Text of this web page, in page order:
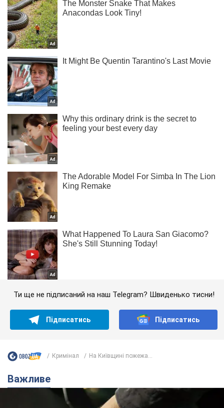
Ти ще не підписаний на наш Telegram? Швиденько тисни!
Підписатись Підписатись
Кримінал На Київщині пожежа...
Важливе